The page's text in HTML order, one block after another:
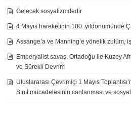
Gelecek sosyalizmdedir
4 Mayıs hareketinin 100. yıldönümünde
Assange’a ve Manning’e yönelik zulüm,
Emperyalist savaş, Ortadoğu ile Kuzey
ve Sürekli Devrim
Uluslararası Çevrimiçi 1 Mayıs
Sınıf mücadelesinin canlanması ve